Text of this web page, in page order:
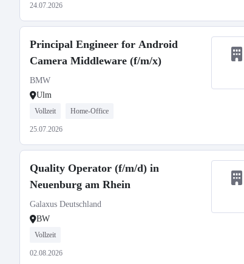
24.07.2026
Principal Engineer for Android
Camera Middleware (f/m/x)
BMW
Ulm
Vollzeit Home-Office
25.07.2026
Quality Operator (f/m/d) in
Neuenburg am Rhein
Galaxus Deutschland
BW
Vollzeit
02.08.2026